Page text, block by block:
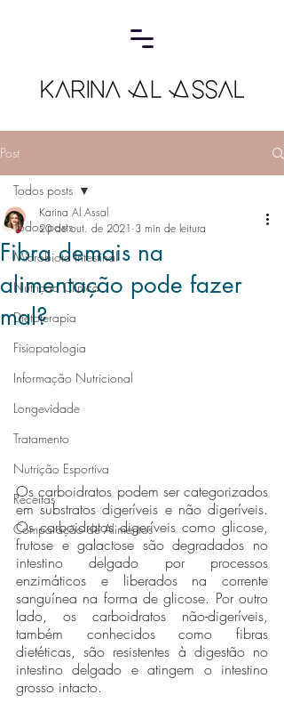
Post
Todos posts
Microbiota Intestinal
Nutrição Clínica
Dietoterapia
Fisiopatologia
Informação Nutricional
Longevidade
Tratamento
Nutrição Esportiva
Receitas
Comparação de Alimentos
Todos posts
Fibra demais na
alimentação pode fazer
mal?
Karina Al Assal
20 de out. de 2021 3 min de leitura
Os carboidratos podem ser categorizados
em substratos digeríveis e não digeríveis.
Os carboidratos digeríveis como glicose,
frutose e galactose são degradados no
intestino delgado por processos
enzimáticos e liberados na corrente
sanguínea na forma de glicose. Por outro
lado, os carboidratos não-digeríveis,
também conhecidos como fibras
dietéticas, são resistentes à digestão no
intestino delgado e atingem o intestino
grosso intacto.